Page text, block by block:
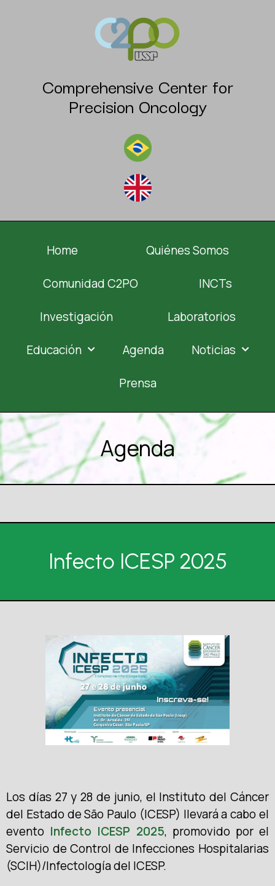
Comprehensive Center for
Precision Oncology
Home Quiénes Somos
Comunidad C2PO INCTs
Investigación Laboratorios
Educación Agenda Noticias
Prensa
Agenda
Infecto ICESP 2025
Los días 27 y 28 de junio, el Instituto del Cáncer
del Estado de São Paulo (ICESP) llevará a cabo el
evento Infecto ICESP 2025, promovido por el
Servicio de Control de Infecciones Hospitalarias
(SCIH)/Infectología del ICESP.